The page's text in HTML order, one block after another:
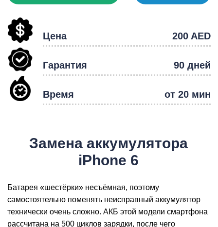
Цена 200 AED
Гарантия 90 дней
Время от 20 мин
Замена аккумулятора
iPhone 6
Батарея «шестёрки» несъёмная, поэтому
самостоятельно поменять неисправный аккумулятор
технически очень сложно. АКБ этой модели смартфона
рассчитана на 500 циклов зарядки, после чего